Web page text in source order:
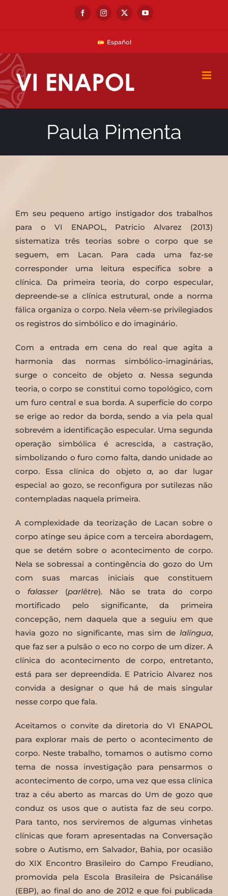
content
FacebookInstagram
X YouTube
Español
Paula Pimenta
Em seu pequeno artigo instigador dos trabalhos
para o VI ENAPOL, Patricio Alvarez (2013)
sistematiza três teorias sobre o corpo que se
seguem, em Lacan. Para cada uma faz-se
corresponder uma leitura específica sobre a
clínica. Da primeira teoria, do corpo especular,
depreende-se a clínica estrutural, onde a norma
fálica organiza o corpo. Nela vêem-se privilegiados
os registros do simbólico e do imaginário.
Com a entrada em cena do real que agita a
harmonia das normas simbólico-imaginárias,
surge o conceito de objeto a. Nessa segunda
teoria, o corpo se constitui como topológico, com
um furo central e sua borda. A superfície do corpo
se erige ao redor da borda, sendo a via pela qual
sobrevém a identificação especular. Uma segunda
operação simbólica é acrescida, a castração,
simbolizando o furo como falta, dando unidade ao
corpo. Essa clínica do objeto a, ao dar lugar
especial ao gozo, se reconfigura por sutilezas não
contempladas naquela primeira.
A complexidade da teorização de Lacan sobre o
corpo atinge seu ápice com a terceira abordagem,
que se detém sobre o acontecimento de corpo.
Nela se sobressai a contingência do gozo do Um
com suas marcas iniciais que constituem
o falasser(parlêtre). Não se trata do corpo
mortificado pelo significante, da primeira
concepção, nem daquela que a seguiu em que
havia gozo no significante, mas sim delalíngua,
que faz ser a pulsão o eco no corpo de um dizer. A
clínica do acontecimento de corpo, entretanto,
está para ser depreendida. E Patricio Alvarez nos
convida a designar o que há de mais singular
nesse corpo que fala.
Aceitamos o convite da diretoria do VI ENAPOL
para explorar mais de perto o acontecimento de
corpo. Neste trabalho, tomamos o autismo como
tema de nossa investigação para pensarmos o
acontecimento de corpo, uma vez que essa clínica
traz a céu aberto as marcas do Um de gozo que
conduz os usos que o autista faz de seu corpo.
Para tanto, nos serviremos de algumas vinhetas
clínicas que foram apresentadas na Conversação
sobre o Autismo, em Salvador, Bahia, por ocasião
do XIX Encontro Brasileiro do Campo Freudiano,
promovida pela Escola Brasileira de Psicanálise
(EBP), ao final do ano de 2012 e que foi publicada